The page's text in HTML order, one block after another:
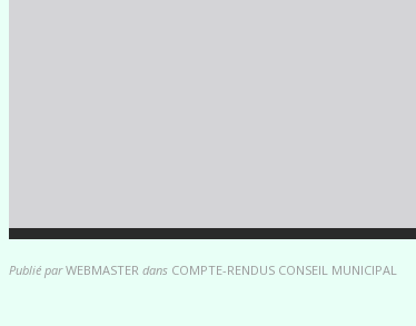
Publié par WEBMASTER dans COMPTE-RENDUS CONSEIL MUNICIPAL